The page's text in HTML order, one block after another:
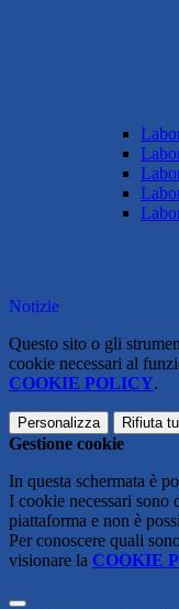
Notizie
Questo sito o gli
cookie necessari al
COOKIE POLICY.
Personalizza Rifiuta
Gestione cookie
In questa schermata è
I cookie necessari sono
piattaforma e non è
Per conoscere quali
visionare la COOKIE